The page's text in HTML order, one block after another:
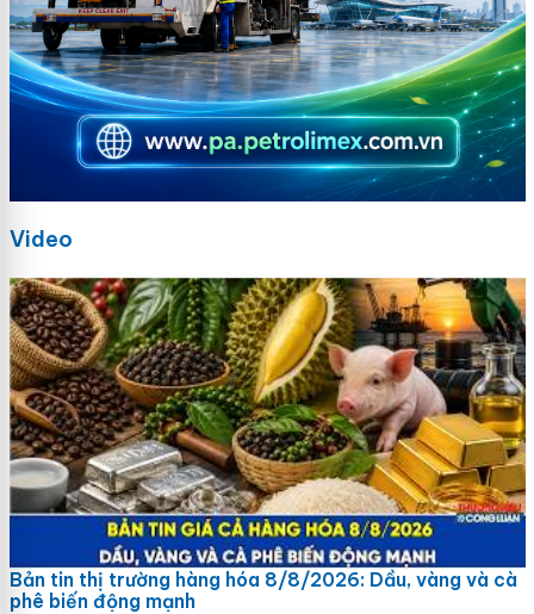
Video
Bản tin thị trường hàng hóa 8/8/2026: Dầu, vàng và cà
phê biến động mạnh